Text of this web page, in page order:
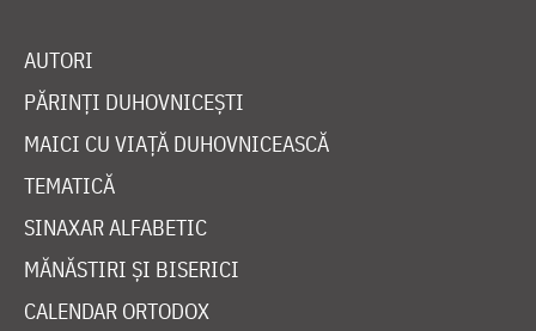
AUTORI
PĂRINȚI DUHOVNICEȘTI
MAICI CU VIAȚĂ DUHOVNICEASCĂ
TEMATICĂ
SINAXAR ALFABETIC
MĂNĂSTIRI ȘI BISERICI
CALENDAR ORTODOX